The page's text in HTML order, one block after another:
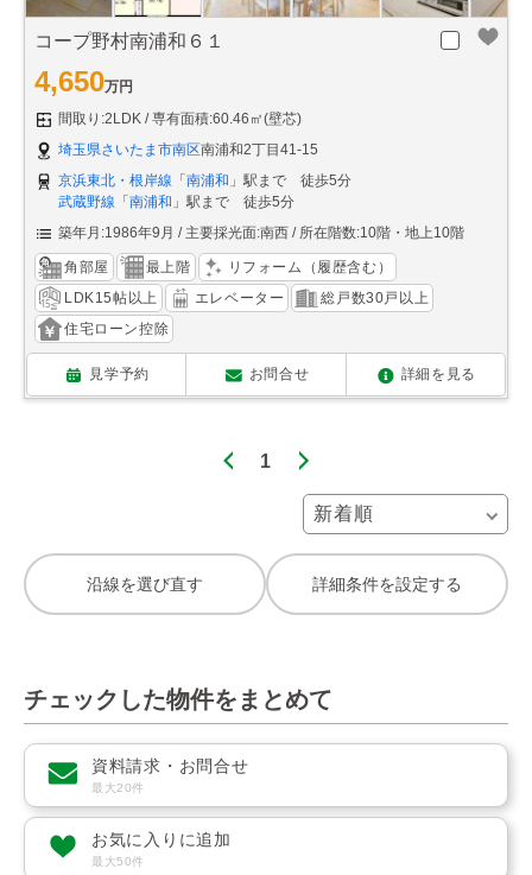
コープ野村南浦和６１
4,650万円
間取り:2LDK
専有面積:60.46㎡(壁芯)
埼玉県さいたま市南区南浦和2丁目41-15
京浜東北・根岸線 「 南浦和 」駅まで 徒歩5分
武蔵野線 「 南浦和 」駅まで 徒歩5分
築年月:1986年9月
主要採光面:南西 所在階数:10階・地上10階
角部屋 最上階
リフォーム（履歴含む）
LDK15帖以上
エレベーター
総戸数30戸以上
住宅ローン控除
見学予約 お問合せ 詳細を見る
1
沿線を選び直す 詳細条件を設定する
チェックした物件をまとめて
資料請求・お問合せ
最大20件
お気に入りに追加
最大50件